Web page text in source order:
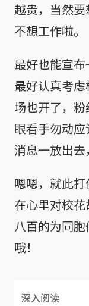
越贵，当然
不想工作啦。
最好也能宣布
最好认真考
场也开了，
眼看手勿动
消息一放出去
嗯嗯，就此
在心里对校
八百的为同
哦！
深入阅读